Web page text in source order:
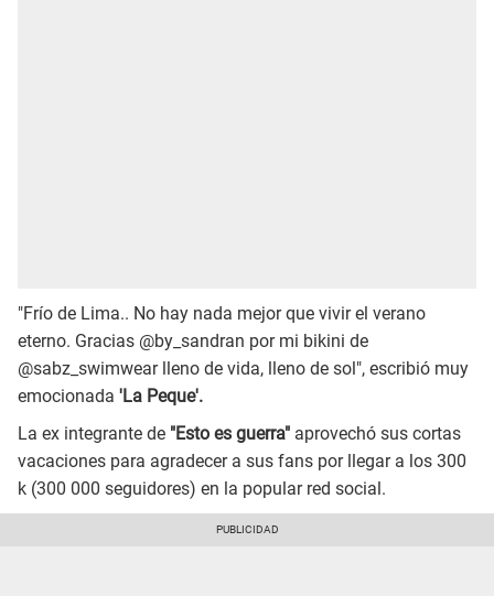
"Frío de Lima.. No hay nada mejor que vivir el verano
eterno. Gracias @by_sandran por mi bikini de
@sabz_swimwear lleno de vida, lleno de sol", escribió muy
emocionada 'La Peque'.
La ex integrante de "Esto es guerra" aprovechó sus cortas
vacaciones para agradecer a sus fans por llegar a los 300
k (300 000 seguidores) en la popular red social.